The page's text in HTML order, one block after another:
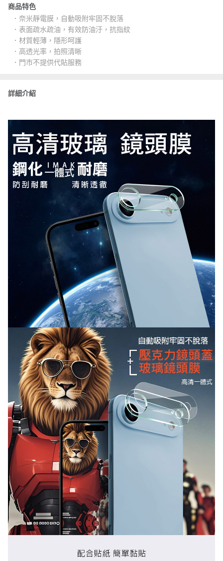
商品特色
．奈米靜電膜，自動吸附牢固不脫落
．表面疏水疏油，有效防油汙，抗指紋
．材質輕薄，隱形呵護
．高透光率，拍照清晰
．門市不提供代貼服務
詳細介紹